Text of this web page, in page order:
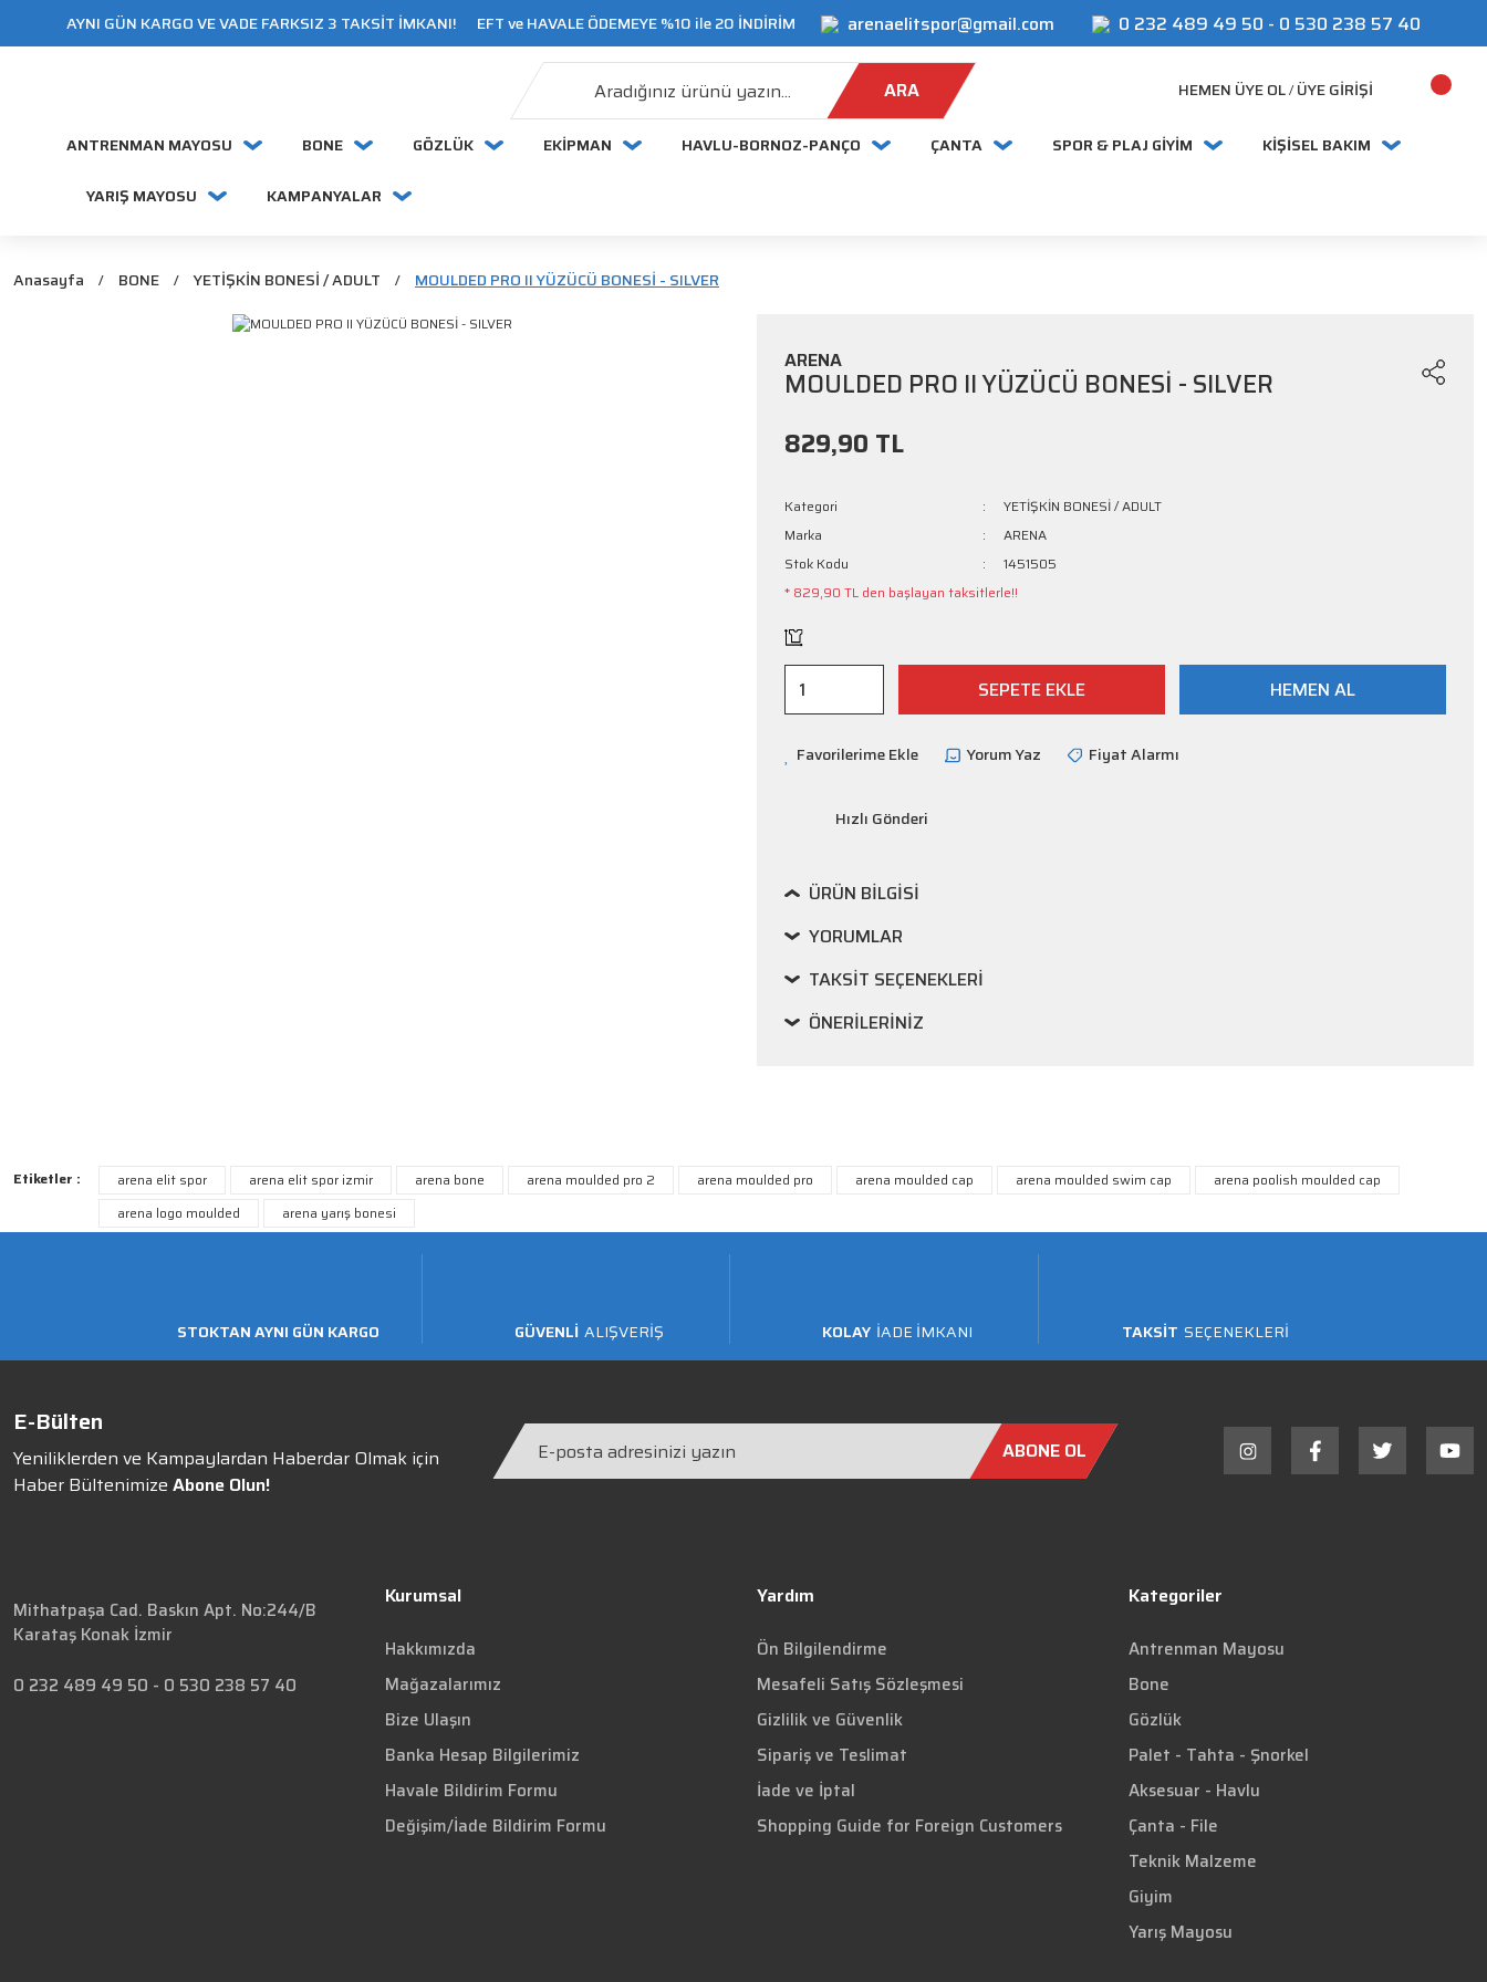
AYNI GÜN KARGO VE VADE FARKSIZ 3 TAKSİT İMKANI! EFT ve HAVALE ÖDEMEYE %10 ile 20 İNDİRİM arenaelitspor@gmail.com 0 232 489 49 50 - 0 530 238 57 40
ARA HEMEN ÜYE OL/ ÜYE GIRIŞI
ANTRENMAN MAYOSU BONE GÖZLÜK EKİPMAN HAVLU-BORNOZ-PANÇO ÇANTA SPOR & PLAJ GİYİM KİŞİSEL BAKIM
YARIŞ MAYOSU KAMPANYALAR
Anasayfa BONE YETİŞKİN BONESİ / ADULT MOULDED PRO II YÜZÜCÜ BONESİ - SILVER
ARENA
MOULDED PRO II YÜZÜCÜ BONESİ - SILVER
829,90 TL
Kategori
YETİŞKİN BONESİ / ADULT
Marka
ARENA
Stok Kodu
1451505
* 829,90 TL den başlayan taksitlerle!!
SEPETE EKLE HEMEN AL
Yorum Yaz Fiyat Alarmı
Hızlı Gönderi
ÜRÜN BILGISI
YORUMLAR
TAKSIT SEÇENEKLERI
ÖNERILERINIZ
Etiketler : arena elit spor arena elit spor izmir arena bone arena moulded pro 2 arena moulded pro arena moulded cap arena moulded swim cap
arena poolish moulded cap
arena logo moulded
arena yarış bonesi
STOKTAN AYNI GÜN KARGO GÜVENLİ ALIŞVERİŞ KOLAY İADE İMKANI TAKSİT SEÇENEKLERİ
E-Bülten
Yeniliklerden ve Kampaylardan Haberdar Olmak için
Haber Bültenimize Abone Olun!
ABONE OL
Mithatpaşa Cad. Baskın Apt. No:244/B
Karataş Konak İzmir
0 232 489 49 50 - 0 530 238 57 40
Kurumsal
Hakkımızda
Mağazalarımız
Bize Ulaşın
Banka Hesap Bilgilerimiz
Havale Bildirim Formu
Değişim/İade Bildirim Formu
Yardım
Ön Bilgilendirme
Mesafeli Satış Sözleşmesi
Gizlilik ve Güvenlik
Sipariş ve Teslimat
İade ve İptal
Shopping Guide for Foreign Customers
Kategoriler
Antrenman Mayosu
Bone
Gözlük
Palet - Tahta - Şnorkel
Aksesuar - Havlu
Çanta - File
Teknik Malzeme
Giyim
Yarış Mayosu